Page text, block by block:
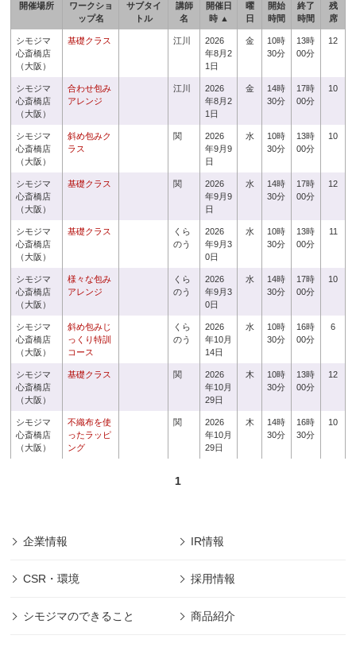
開催場所
ワークショ
ップ名
サブタイ
トル
講師
名
開催日
時 ▲
曜
日
開始
時間
終了
時間
残
席
シモジマ
心斎橋店
（大阪）
基礎クラス 江川
2026
年8月2
1日
金
10時
30分
13時
00分
12
シモジマ
心斎橋店
（大阪）
合わせ包み
アレンジ
江川
2026
年8月2
1日
金
14時
30分
17時
00分
10
シモジマ
心斎橋店
（大阪）
斜め包みク
ラス
関
2026
年9月9
日
水
10時
30分
13時
00分
10
シモジマ
心斎橋店
（大阪）
基礎クラス 関
2026
年9月9
日
水
14時
30分
17時
00分
12
シモジマ
心斎橋店
（大阪）
基礎クラス
くら
のう
2026
年9月3
0日
水
10時
30分
13時
00分
11
シモジマ
心斎橋店
（大阪）
様々な包み
アレンジ
くら
のう
2026
年9月3
0日
水
14時
30分
17時
00分
10
シモジマ
心斎橋店
（大阪）
斜め包みじ
っくり特訓
コース
くら
のう
2026
年10月
14日
水
10時
30分
16時
00分
6
シモジマ
心斎橋店
（大阪）
基礎クラス 関
2026
年10月
29日
木
10時
30分
13時
00分
12
シモジマ
心斎橋店
（大阪）
不織布を使
ったラッピ
ング
関
2026
年10月
29日
木
14時
30分
16時
30分
10
1
企業情報 IR情報
CSR・環境 採用情報
シモジマのできること 商品紹介